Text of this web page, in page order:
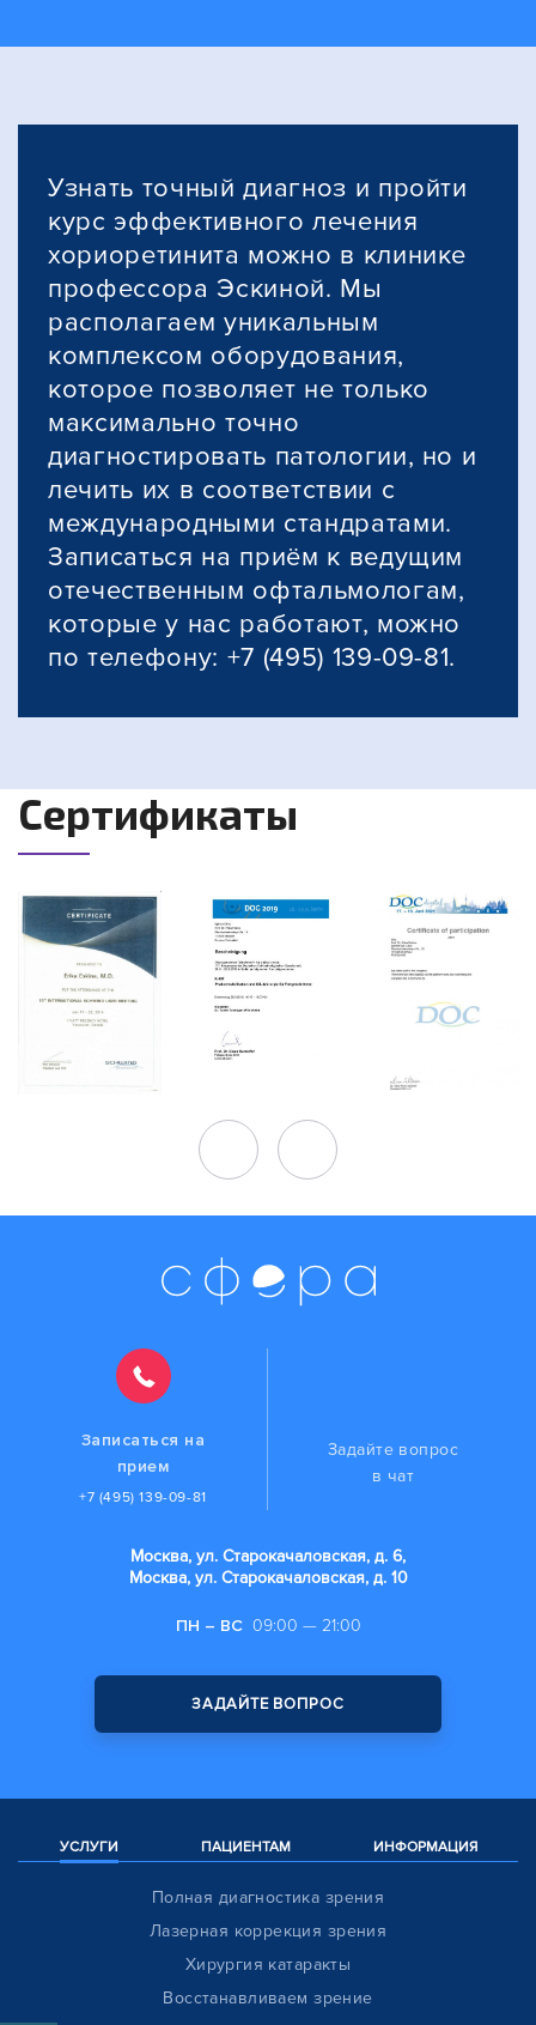
Узнать точный диагноз и пройти
курс эффективного лечения
хориоретинита можно в клинике
профессора Эскиной. Мы
располагаем уникальным
комплексом оборудования,
которое позволяет не только
максимально точно
диагностировать патологии, но и
лечить их в соответствии с
международными стандратами.
Записаться на приём к ведущим
отечественным офтальмологам,
которые у нас работают, можно
по телефону: +7 (495) 139-09-81.
Сертификаты
Записаться на
прием
+7 (495) 139-09-81
Задайте вопрос
в чат
Москва, ул. Старокачаловская, д. 6,
Москва, ул. Старокачаловская, д. 10
ПН – ВС 09:00 — 21:00
ЗАДАЙТЕ ВОПРОС
УСЛУГИ ПАЦИЕНТАМ ИНФОРМАЦИЯ
Полная диагностика зрения
Лазерная коррекция зрения
Хирургия катаракты
Восстанавливаем зрение